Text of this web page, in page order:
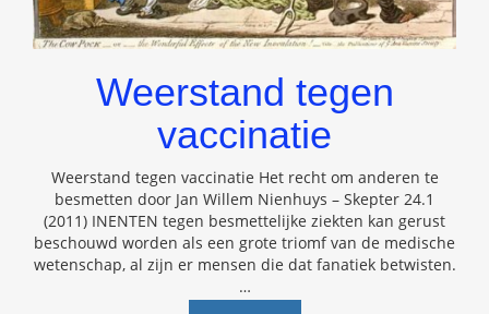
Weerstand tegen
vaccinatie
Weerstand tegen vaccinatie Het recht om anderen te
besmetten door Jan Willem Nienhuys – Skepter 24.1
(2011) INENTEN tegen besmettelijke ziekten kan gerust
beschouwd worden als een grote triomf van de medische
wetenschap, al zijn er mensen die dat fanatiek betwisten.
…